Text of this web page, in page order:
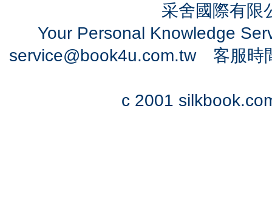
采舍國際有
Your Personal Knowledge
service@book4u.com.tw客服時
c 2001